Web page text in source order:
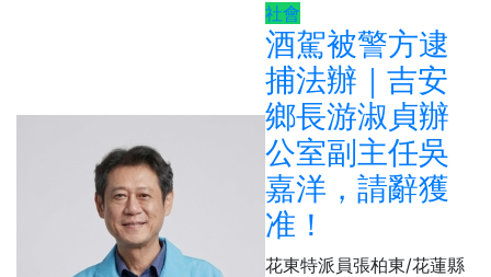
社會
酒駕被警方逮
捕法辦｜吉安
鄉長游淑貞辦
公室副主任吳
嘉洋，請辭獲
准！
花東特派員張柏東/花蓮縣